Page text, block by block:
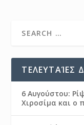
ΤΕΛΕΥΤΑΊΕΣ
6 Αυγούστου:
Χιροσίμα και ο